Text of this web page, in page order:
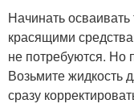
Начинать
красящими
не потребуются. Но
Возьмите жидкость
сразу